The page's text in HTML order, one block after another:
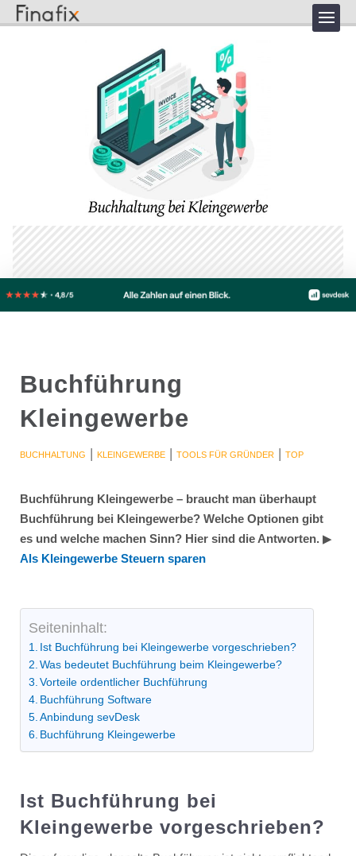
Buchführung
Kleingewerbe
BUCHHALTUNG | KLEINGEWERBE| TOOLS FÜR GRÜNDER| TOP
Buchführung Kleingewerbe – braucht man überhaupt
Buchführung bei Kleingewerbe? Welche Optionen gibt
es und welche machen Sinn? Hier sind die Antworten.▶︎
Als Kleingewerbe Steuern sparen
Seiteninhalt:
Ist Buchführung bei Kleingewerbe vorgeschrieben?
Was bedeutet Buchführung beim Kleingewerbe?
Vorteile ordentlicher Buchführung
Buchführung Software
Anbindung sevDesk
Buchführung Kleingewerbe
Ist Buchführung bei
Kleingewerbe vorgeschrieben?